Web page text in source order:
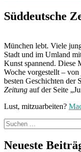
Post:
Süddeutsche
München lebt. Viele
Stadt und im Umland
Kunst spannend. Diese
Woche vorgestellt –
besten Geschichten der
Zeitung auf der Seite
Lust, mitzuarbeiten?
Suchen
nach:
Neueste